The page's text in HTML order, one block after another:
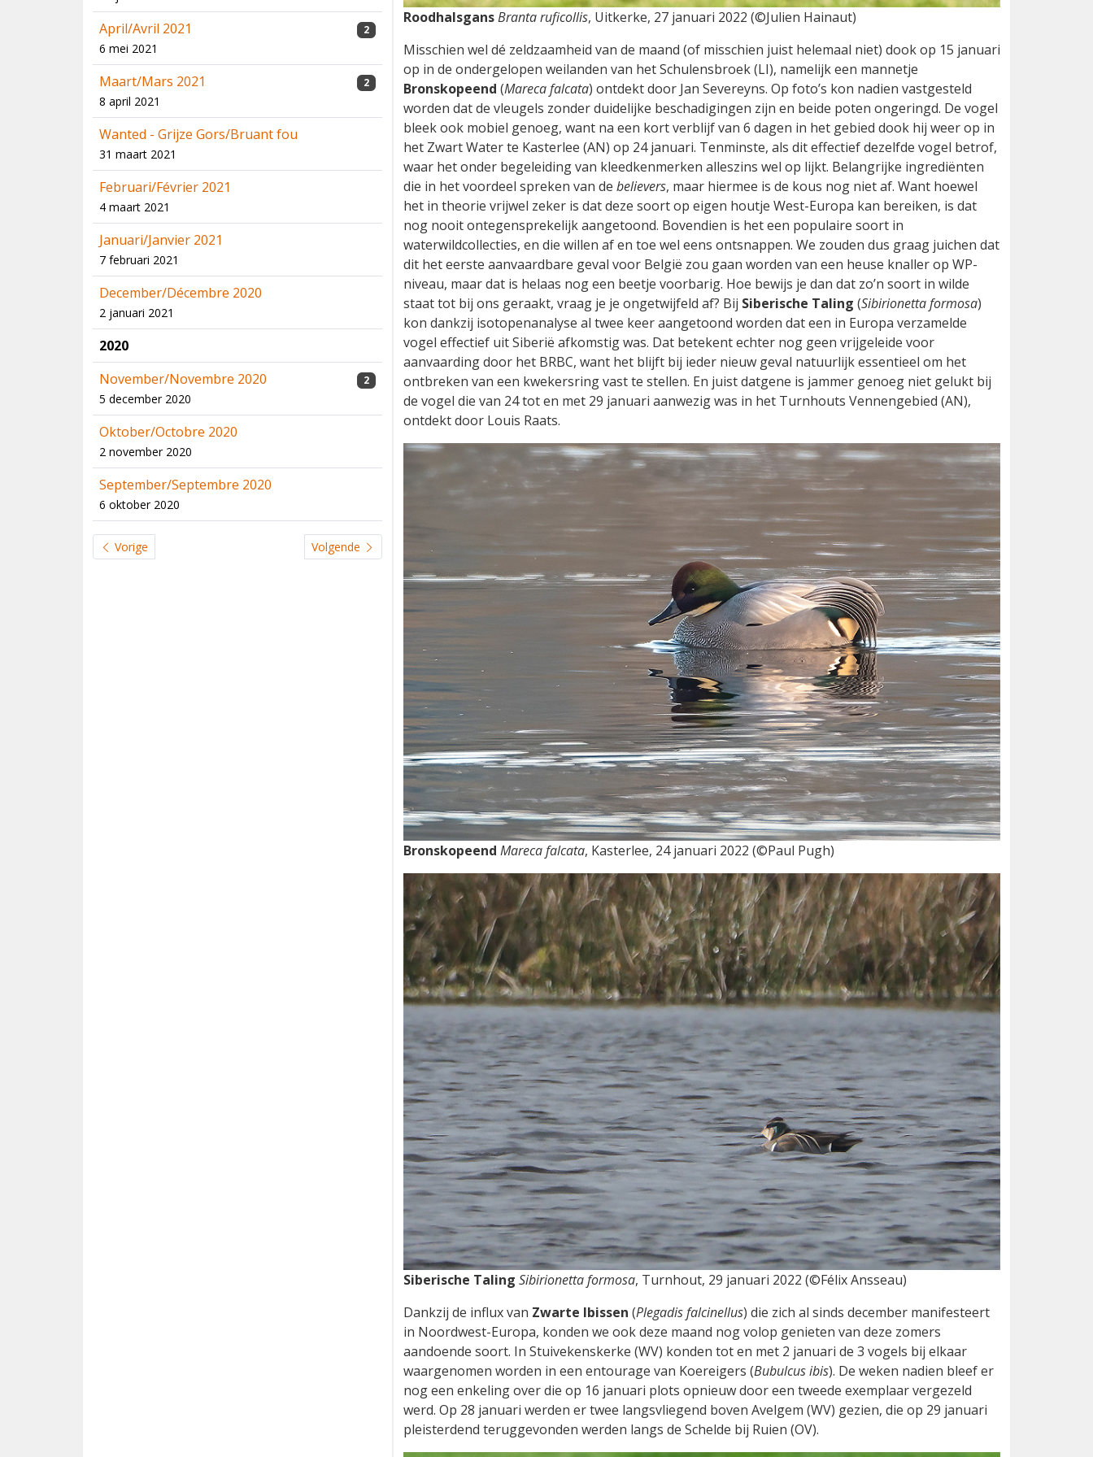
April/Avril 2021
6 mei 2021
2
Maart/Mars 2021
8 april 2021
2
Wanted - Grijze Gors/Bruant fou
31 maart 2021
Februari/Février 2021
4 maart 2021
Januari/Janvier 2021
7 februari 2021
December/Décembre 2020
2 januari 2021
2020
November/Novembre 2020
5 december 2020
2
Oktober/Octobre 2020
2 november 2020
September/Septembre 2020
6 oktober 2020
Vorige Volgende
RoodhalsgansBranta ruficollis, Uitkerke, 27 januari 2022 (©Julien Hainaut)
Misschien wel dé zeldzaamheid van de maand (of misschien juist helemaal niet) dook op 15 januari
op in de ondergelopen weilanden van het Schulensbroek (LI), namelijk een mannetje
Bronskopeend (Mareca falcata) ontdekt door Jan Severeyns. Op foto’s kon nadien vastgesteld
worden dat de vleugels zonder duidelijke beschadigingen zijn en beide poten ongeringd. De vogel
bleek ook mobiel genoeg, want na een kort verblijf van 6 dagen in het gebied dook hij weer op in
het Zwart Water te Kasterlee (AN) op 24 januari. Tenminste, als dit effectief dezelfde vogel betrof,
waar het onder begeleiding van kleedkenmerken alleszins wel op lijkt. Belangrijke ingrediënten
die in het voordeel spreken van de believers, maar hiermee is de kous nog niet af. Want hoewel
het in theorie vrijwel zeker is dat deze soort op eigen houtje West-Europa kan bereiken, is dat
nog nooit ontegensprekelijk aangetoond. Bovendien is het een populaire soort in
waterwildcollecties, en die willen af en toe wel eens ontsnappen. We zouden dus graag juichen dat
dit het eerste aanvaardbare geval voor België zou gaan worden van een heuse knaller op WP-
niveau, maar dat is helaas nog een beetje voorbarig. Hoe bewijs je dan dat zo’n soort in wilde
staat tot bij ons geraakt, vraag je je ongetwijfeld af? Bij Siberische Taling (Sibirionetta formosa)
kon dankzij isotopenanalyse al twee keer aangetoond worden dat een in Europa verzamelde
vogel effectief uit Siberië afkomstig was. Dat betekent echter nog geen vrijgeleide voor
aanvaarding door het BRBC, want het blijft bij ieder nieuw geval natuurlijk essentieel om het
ontbreken van een kwekersring vast te stellen. En juist datgene is jammer genoeg niet gelukt bij
de vogel die van 24 tot en met 29 januari aanwezig was in het Turnhouts Vennengebied (AN),
ontdekt door Louis Raats.
Bronskopeend Mareca falcata, Kasterlee, 24 januari 2022 (©Paul Pugh)
Siberische Taling Sibirionetta formosa, Turnhout, 29 januari 2022 (©Félix Ansseau)
Dankzij de influx van Zwarte Ibissen (Plegadis falcinellus) die zich al sinds december manifesteert
in Noordwest-Europa, konden we ook deze maand nog volop genieten van deze zomers
aandoende soort. In Stuivekenskerke (WV) konden tot en met 2 januari de 3 vogels bij elkaar
waargenomen worden in een entourage van Koereigers (Bubulcus ibis). De weken nadien bleef er
nog een enkeling over die op 16 januari plots opnieuw door een tweede exemplaar vergezeld
werd. Op 28 januari werden er twee langsvliegend boven Avelgem (WV) gezien, die op 29 januari
pleisterdend teruggevonden werden langs de Schelde bij Ruien (OV).